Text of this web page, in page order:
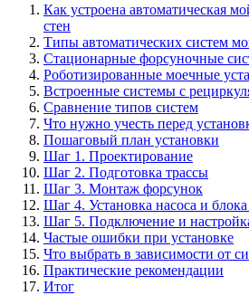
Как устроена автоматическая
стен
Типы автоматических систем
Стационарные форсуночные
Роботизированные моечные
Встроенные системы с
Сравнение типов систем
Что нужно учесть перед
Пошаговый план установки
Шаг 1. Проектирование
Шаг 2. Подготовка трассы
Шаг 3. Монтаж форсунок
Шаг 4. Установка насоса и
Шаг 5. Подключение и
Частые ошибки при установке
Что выбрать в зависимости от
Практические рекомендации
Итог